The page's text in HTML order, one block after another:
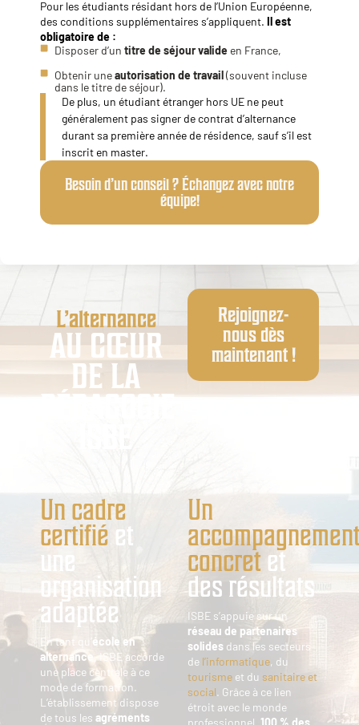
Pour les étudiants résidant hors de l’Union Européenne,
des conditions supplémentaires s’appliquent. Il est
obligatoire de :
Disposer d’un titre de séjour valide en France,
Obtenir uneautorisation de travail(souvent incluse
dans le titre de séjour).
De plus, un étudiant étranger hors UE ne peut
généralement pas signer de contrat d’alternance
durant sa première année de résidence, sauf s’il est
inscrit en master.
Besoin d’un conseil ? Échangez avec notre
équipe!
L’alternance
AU CŒUR
DE LA
PÉDAGOGIE
Rejoignez-
nous dès
maintenant !
Un cadre
certifié et
une
organisation
adaptée
En tant qu’ école en
alternance, ISBE accorde
une place centrale à ce
mode de formation.
L’établissement dispose
de tous les agréments
Un
concret et
des résultats
ISBE s’appuie sur un
réseau de partenaires
solides dans les secteurs
de l’informatique, du
tourisme et du sanitaire et
social. Grâce à ce lien
étroit avec le monde
professionnel, 100 % des